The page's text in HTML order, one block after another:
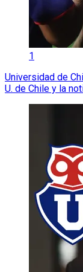
1
Universidad de
U. de Chile y la